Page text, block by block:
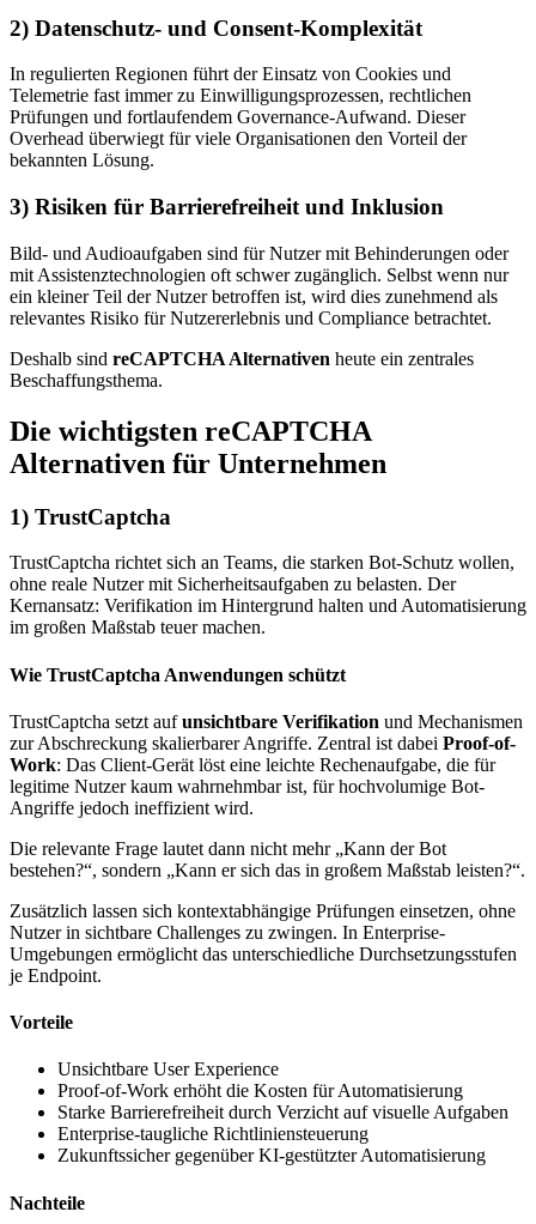
2) Datenschutz- und Consent-Komplexität
In regulierten Regionen führt der Einsatz von Cookies und
Telemetrie fast immer zu Einwilligungsprozessen, rechtlichen
Prüfungen und fortlaufendem Governance-Aufwand. Dieser
Overhead überwiegt für viele Organisationen den Vorteil der
bekannten Lösung.
3) Risiken für Barrierefreiheit und Inklusion
Bild- und Audioaufgaben sind für Nutzer mit Behinderungen oder
mit Assistenztechnologien oft schwer zugänglich. Selbst wenn nur
ein kleiner Teil der Nutzer betroffen ist, wird dies zunehmend als
relevantes Risiko für Nutzererlebnis und Compliance betrachtet.
Deshalb sind reCAPTCHA Alternativen heute ein zentrales
Beschaffungsthema.
Die wichtigsten reCAPTCHA
Alternativen für Unternehmen
1) TrustCaptcha
TrustCaptcha richtet sich an Teams, die starken Bot-Schutz wollen,
ohne reale Nutzer mit Sicherheitsaufgaben zu belasten. Der
Kernansatz: Verifikation im Hintergrund halten und Automatisierung
im großen Maßstab teuer machen.
Wie TrustCaptcha Anwendungen schützt
TrustCaptcha setzt aufunsichtbare Verifikation und Mechanismen
zur Abschreckung skalierbarer Angriffe. Zentral ist dabei Proof-of-
Work: Das Client-Gerät löst eine leichte Rechenaufgabe, die für
legitime Nutzer kaum wahrnehmbar ist, für hochvolumige Bot-
Angriffe jedoch ineffizient wird.
Die relevante Frage lautet dann nicht mehr „Kann der Bot
bestehen?“, sondern „Kann er sich das in großem Maßstab leisten?“.
Zusätzlich lassen sich kontextabhängige Prüfungen einsetzen, ohne
Nutzer in sichtbare Challenges zu zwingen. In Enterprise-
Umgebungen ermöglicht das unterschiedliche Durchsetzungsstufen
je Endpoint.
Vorteile
Unsichtbare User Experience
Proof-of-Work erhöht die Kosten für Automatisierung
Starke Barrierefreiheit durch Verzicht auf visuelle Aufgaben
Enterprise-taugliche Richtliniensteuerung
Zukunftssicher gegenüber KI-gestützter Automatisierung
Nachteile